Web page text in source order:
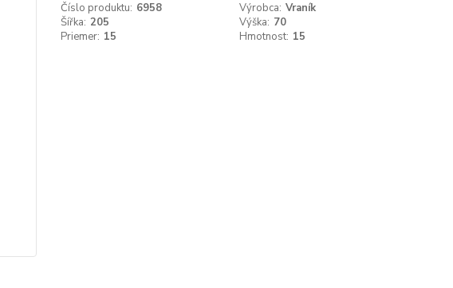
Číslo produktu: 6958 Výrobca: Vraník
Šířka: 205 Výška: 70
Priemer: 15 Hmotnost: 15